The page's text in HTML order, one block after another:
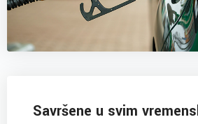
Savršene u svim